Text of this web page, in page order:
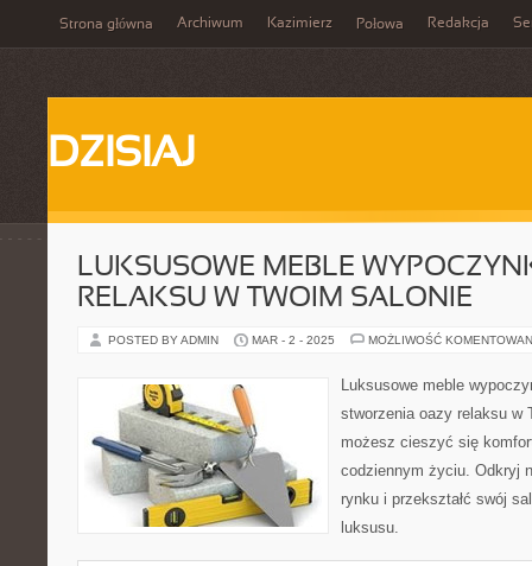
Strona główna Archiwum Kazimierz Połowa Redakcja
DZISIAJ
LUKSUSOWE MEBLE
RELAKSU W TWOIM SALONIE
POSTED BY ADMIN MAR - 2 - 2025 MOŻLIWOŚĆ
Luksusowe meble
stworzenia oazy relaksu w
możesz cieszyć się
codziennym życiu. Odkryj
rynku i przekształć swój
luksusu.